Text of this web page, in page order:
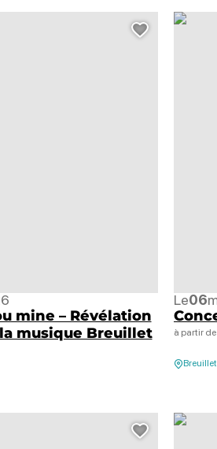
mine – Révélation
musique Breuillet
Grande Fête de la musique
Ajouter
à partir de
Le06
Breuillet
Concert
Mama Shakers
Ajouter
Funk